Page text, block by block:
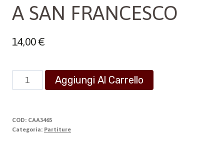
A SAN FRANCESCO
14,00€
SAN
quantità
Aggiungi Al Carrello
COD: CAA3465
Categoria: Partiture